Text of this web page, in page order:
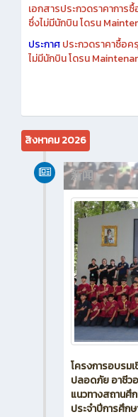
เอกสารประกวดราคากา
ซึ่งไม่มีนักบิน โดรน
ประกาศประกวดราคาซื้อ
ไม่มีนักบิน โดรน
สิงหาคม 2026
新闻
โครงการอบรม
ปลอดภัย อาชีว
แนวทางสถาน
ประจำปีการศึก